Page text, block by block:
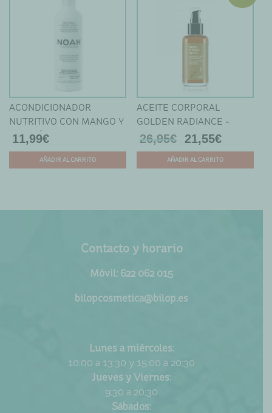
ACONDICIONADOR
NUTRITIVO CON MANGO Y
PROTEÍNAS DE ARROZ -
NOAH
11,99€
AÑADIR AL CARRITO
ACEITE CORPORAL
GOLDEN RADIANCE -
FRESLHY
26,95€ 21,55€
AÑADIR AL CARRITO
Las
se
pueden
elegir
página
de
producto
Contacto y horario
Móvil: 622 062 015
bilopcosmetica@bilop.es
Lunes a miércoles:
10:00 a 13:30 y 15:00 a 20:30
Jueves y Viernes:
9:30 a 20:30
Sábados: